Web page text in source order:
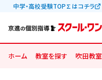
中学・高校受験TOP∑はコチラ
ホーム 教室を探す 吹田教室